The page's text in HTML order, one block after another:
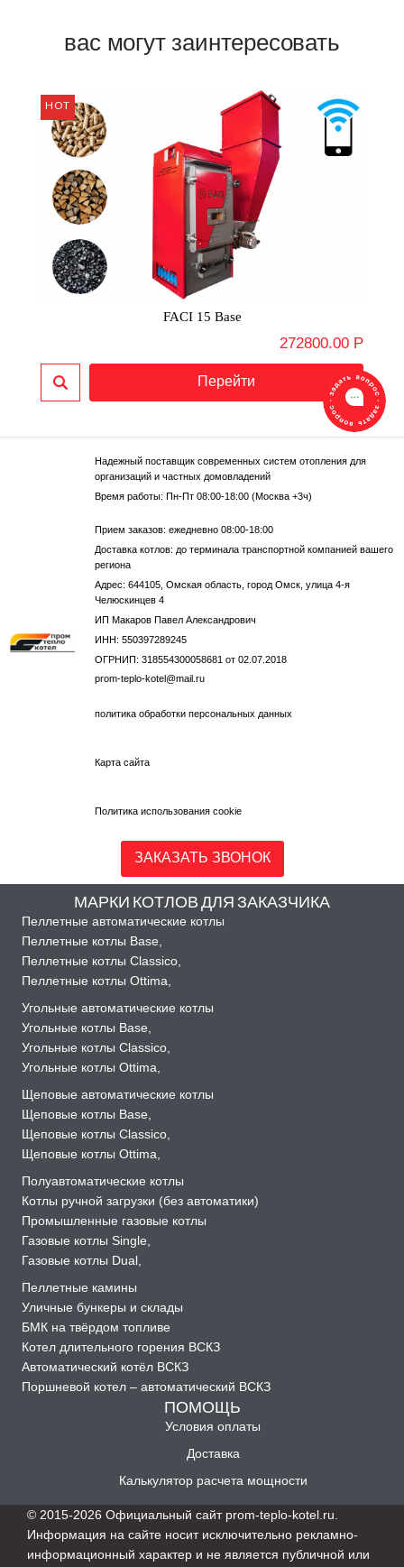
вас могут заинтересовать
FACI 15 Base
272800.00 Р
Надежный поставщик современных систем отопления для
организаций и частных домовладений
Время работы: Пн-Пт 08:00-18:00 (Москва +3ч)
Прием заказов: ежедневно 08:00-18:00
Доставка котлов: до терминала транспортной компанией вашего
региона
Адрес: 644105, Омская область, город Омск, улица 4-я
Челюскинцев 4
ИП Макаров Павел Александрович
ИНН: 550397289245
ОГРНИП: 318554300058681 от 02.07.2018
prom-teplo-kotel@mail.ru
политика обработки персональных данных
Карта сайта
Политика использования cookie
ЗАКАЗАТЬ ЗВОНОК
МАРКИ КОТЛОВ ДЛЯ ЗАКАЗЧИКА
Пеллетные автоматические котлы
Пеллетные котлы Base,
Пеллетные котлы Classico,
Пеллетные котлы Ottima,
Угольные автоматические котлы
Угольные котлы Base,
Угольные котлы Classico,
Угольные котлы Ottima,
Щеповые автоматические котлы
Щеповые котлы Base,
Щеповые котлы Classico,
Щеповые котлы Ottima,
Полуавтоматические котлы
Котлы ручной загрузки (без автоматики)
Промышленные газовые котлы
Газовые котлы Single,
Газовые котлы Dual,
Пеллетные камины
Уличные бункеры и склады
БМК на твёрдом топливе
Котел длительного горения ВСКЗ
Автоматический котёл ВСКЗ
Поршневой котел – автоматический ВСКЗ
ПОМОЩЬ
Условия оплаты
Доставка
Калькулятор расчета мощности
© 2015-2026 Официальный сайт prom-teplo-kotel.ru.
Информация на сайте носит исключительно рекламно-
информационный характер и не является публичной или